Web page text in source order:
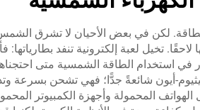
لكن في بعض الأحيان لا تشرق الشمس،
تخيل لعبة إلكترونية تنفد
في استخدام الطاقة الشمسية متى
أيون شائعةً جدًّا؛ فهي تشحن بسرعة
المحمولة وأجهزة الكمبيوتر